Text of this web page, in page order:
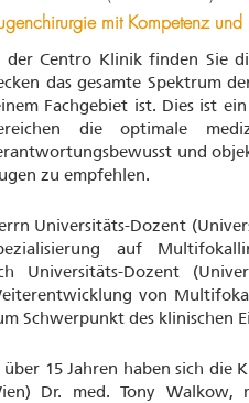
mit Kompetenz und
der Centro Klinik finden Sie
das gesamte Spektrum
Fachgebiet ist. Dies ist
die optimale
und
zu empfehlen.
Universitäts-Dozent
auf
Universitäts-Dozent
von
Schwerpunkt des klinischen
über 15 Jahren haben sich die
Dr. med. Tony